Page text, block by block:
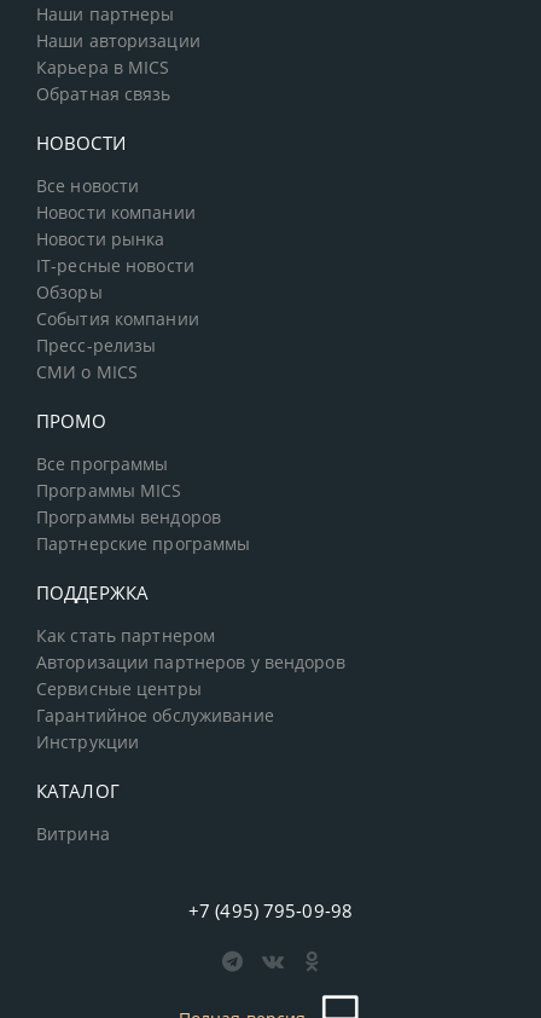
Наши партнеры
Наши авторизации
Карьера в MICS
Обратная связь
НОВОСТИ
Все новости
Новости компании
Новости рынка
IT-ресные новости
Обзоры
События компании
Пресс-релизы
СМИ о MICS
ПРОМО
Все программы
Программы MICS
Программы вендоров
Партнерские программы
ПОДДЕРЖКА
Как стать партнером
Авторизации партнеров у вендоров
Сервисные центры
Гарантийное обслуживание
Инструкции
КАТАЛОГ
Витрина
+7 (495) 795-09-98